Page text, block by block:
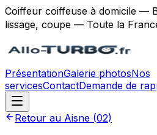
Coiffeur coiffeuse à domicile —
lissage, coupe — Toute la
PrésentationGalerie photosNos
servicesContactDemande de
Retour au Aisne (02)